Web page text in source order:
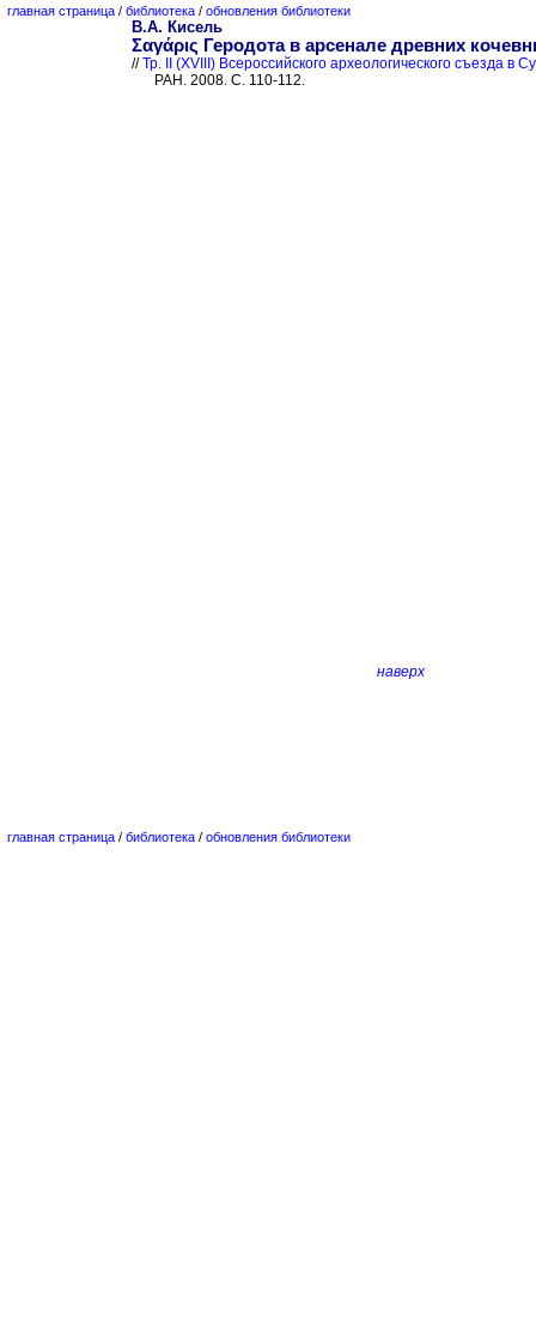
главная страница / библиотека / обновления библиотеки
В.А. Кисель
Σαγάρις Геродота в арсенале древних
//Тр. II (XVIII) Всероссийского археологического съезда в
РАН. 2008. С. 110-112.
наверх
главная страница / библиотека / обновления библиотеки